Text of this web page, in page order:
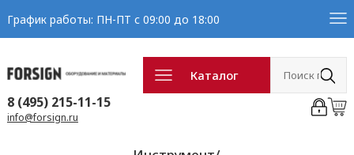
График работы: ПН-ПТ с 09:00 до 18:00
Каталог
8 (495) 215-11-15
info@forsign.ru